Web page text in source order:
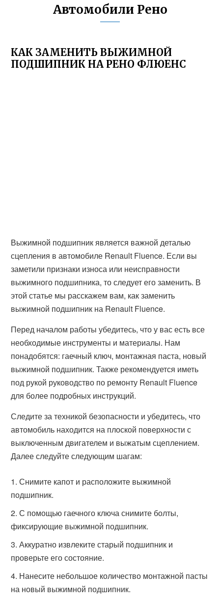
Автомобили Рено
КАК ЗАМЕНИТЬ ВЫЖИМНОЙ
ПОДШИПНИК НА РЕНО ФЛЮЕНС
Выжимной подшипник является важной деталью
сцепления в автомобиле Renault Fluence. Если вы
заметили признаки износа или неисправности
выжимного подшипника, то следует его заменить. В
этой статье мы расскажем вам, как заменить
выжимной подшипник на Renault Fluence.
Перед началом работы убедитесь, что у вас есть все
необходимые инструменты и материалы. Нам
понадобятся: гаечный ключ, монтажная паста, новый
выжимной подшипник. Также рекомендуется иметь
под рукой руководство по ремонту Renault Fluence
для более подробных инструкций.
Следите за техникой безопасности и убедитесь, что
автомобиль находится на плоской поверхности с
выключенным двигателем и выжатым сцеплением.
Далее следуйте следующим шагам:
Снимите капот и расположите выжимной
подшипник.
С помощью гаечного ключа снимите болты,
фиксирующие выжимной подшипник.
Аккуратно извлеките старый подшипник и
проверьте его состояние.
Нанесите небольшое количество монтажной пасты
на новый выжимной подшипник.